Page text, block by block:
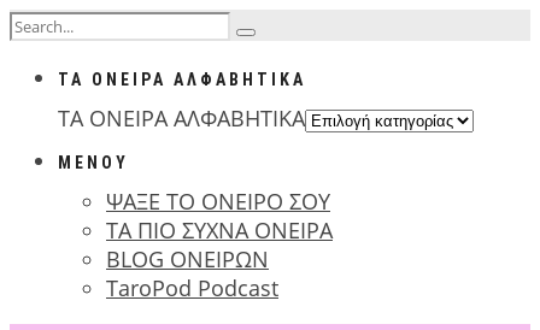
ΤΑ ΟΝΕΙΡΑ ΑΛΦΑΒΗΤΙΚΑ
ΤΑ ΟΝΕΙΡΑ ΑΛΦΑΒΗΤΙΚΑ
ΜΕΝΟΥ
ΨΑΞΕ ΤΟ ΟΝΕΙΡΟ ΣΟΥ
ΤΑ ΠΙΟ ΣΥΧΝΑ ΟΝΕΙΡΑ
BLOG ΟΝΕΙΡΩΝ
TaroPod Podcast